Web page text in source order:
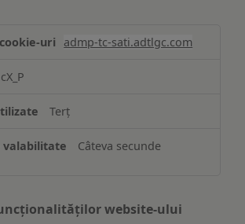
admp-tc-sati.adtlgc.com
cX_P
Terț
Câteva secunde
website-ului